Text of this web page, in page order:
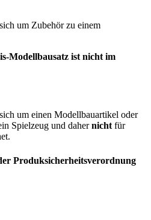
um Zubehör zu einem
Modellbausatz ist nicht im
um einen Modellbauartikel oder
Spielzeug und dahernicht für
Produksicherheitsverordnung